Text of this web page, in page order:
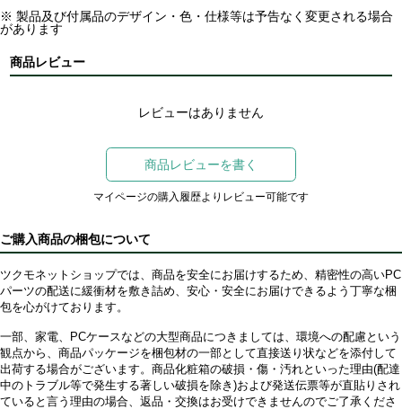
※ 製品及び付属品のデザイン・色・仕様等は予告なく変更される場合
があります
商品レビュー
レビューはありません
商品レビューを書く
マイページの購入履歴よりレビュー可能です
ご購入商品の梱包について
ツクモネットショップでは、商品を安全にお届けするため、精密性の高いPC
パーツの配送に緩衝材を敷き詰め、安心・安全にお届けできるよう丁寧な梱
包を心がけております。
一部、家電、PCケースなどの大型商品につきましては、環境への配慮という
観点から、商品パッケージを梱包材の一部として直接送り状などを添付して
出荷する場合がございます。商品化粧箱の破損・傷・汚れといった理由(配達
中のトラブル等で発生する著しい破損を除き)および発送伝票等が直貼りされ
ていると言う理由の場合、返品・交換はお受けできませんのでご了承くださ